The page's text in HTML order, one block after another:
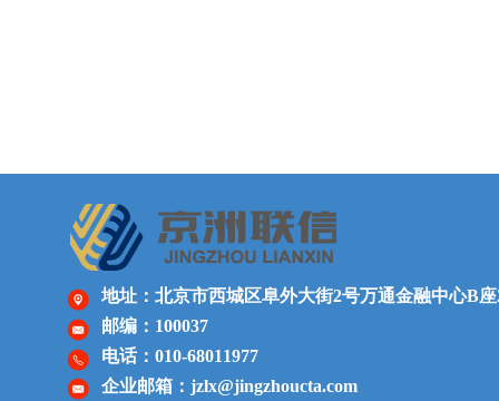
地址：北京市西城区阜外大街2号万通金融中心B
邮编：100037
电话：010-68011977
企业邮箱：jzlx@jingzhoucta.com